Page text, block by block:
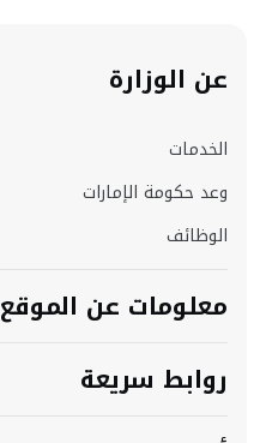
عن الوزارة
الخدمات
وعد حكومة الإمارات
الوظائف
معلومات عن الموقع
روابط سريعة